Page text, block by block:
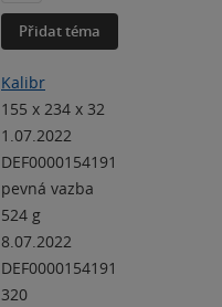
Přidat téma
Kalibr
155 x 234 x 32
1.07.2022
DEF0000154191
pevná vazba
524 g
8.07.2022
DEF0000154191
320